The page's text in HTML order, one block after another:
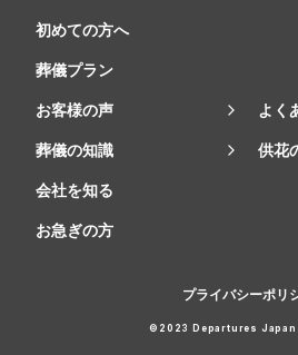
初めての方へ
葬儀プラン
お客様の声 よく
葬儀の知識 供花
会社を知る
お急ぎの方
プライバシーポリ
©2023 Departures Japan